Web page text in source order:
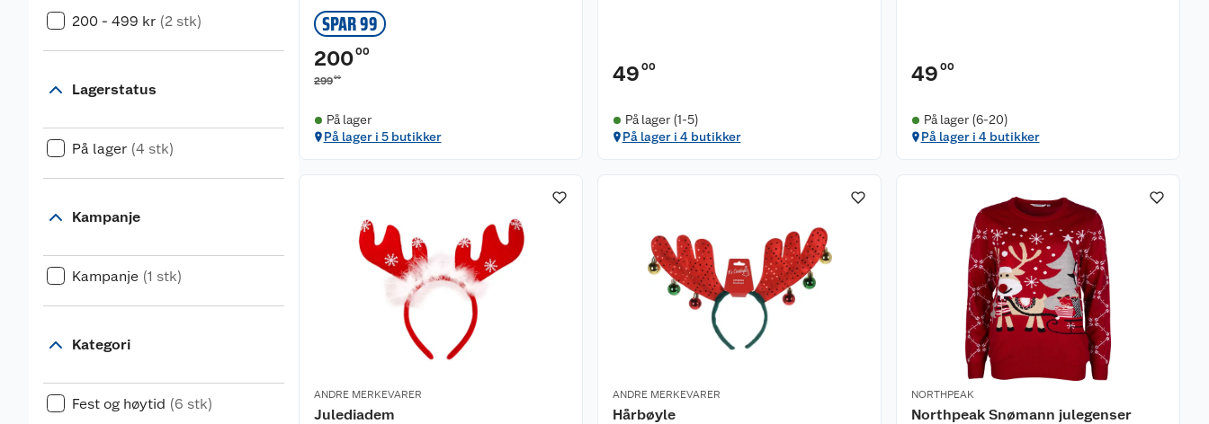
200 - 499 kr (2 stk)
Lagerstatus
På lager (4 stk)
Kampanje
Kampanje (1 stk)
Kategori
Fest og høytid (6 stk)
SPAR 99
20000
29900
På lager
På lager i 5 butikker
49 00
På lager (1-5)
På lager i 4 butikker
49 00
På lager (6-20)
På lager i 4 butikker
ANDRE MERKEVARER
Julediadem
ANDRE MERKEVARER
Hårbøyle
NORTHPEAK
Northpeak Snømann julegenser